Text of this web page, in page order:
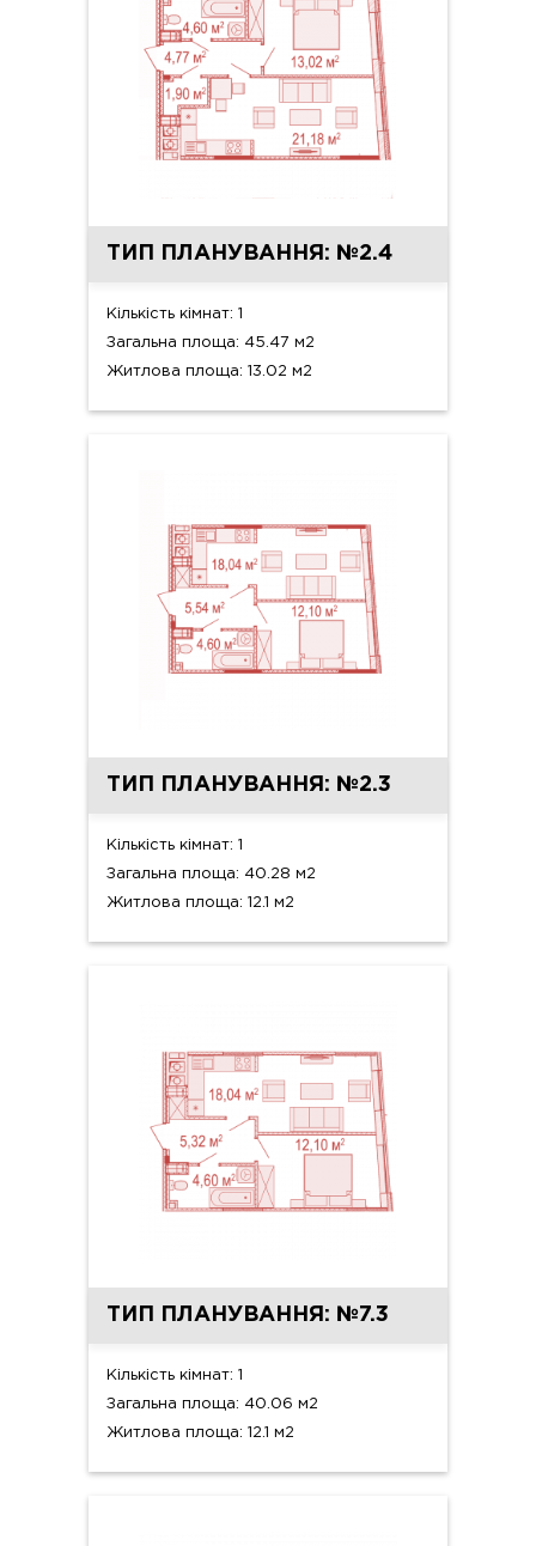
ТИП ПЛАНУВАННЯ: №2.4
Кількість кімнат: 1
Загальна площа: 45.47 м2
Житлова площа: 13.02 м2
ТИП ПЛАНУВАННЯ: №2.3
Кількість кімнат: 1
Загальна площа: 40.28 м2
Житлова площа: 12.1 м2
ТИП ПЛАНУВАННЯ: №7.3
Кількість кімнат: 1
Загальна площа: 40.06 м2
Житлова площа: 12.1 м2